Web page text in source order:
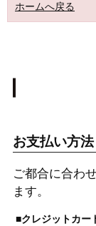
ホームへ戻る
お支払い方法
ご都合に合わ
ます。
■クレジットカー